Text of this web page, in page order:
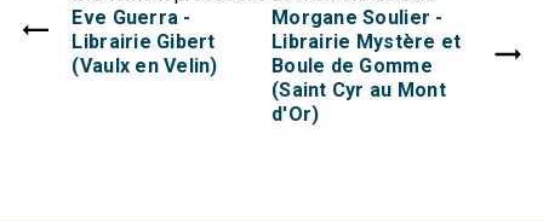
Eve Guerra -
Librairie Gibert
(Vaulx en Velin)
Morgane Soulier -
Librairie Mystère et
Boule de Gomme
(Saint Cyr au Mont
d'Or)